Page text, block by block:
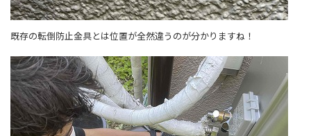
既存の転倒防止金具とは位置が全然違うのが分かりますね！